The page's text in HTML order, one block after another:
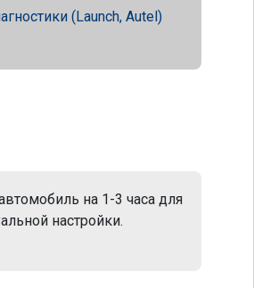
(Launch, Autel)
на 1-3 часа для
настройки.